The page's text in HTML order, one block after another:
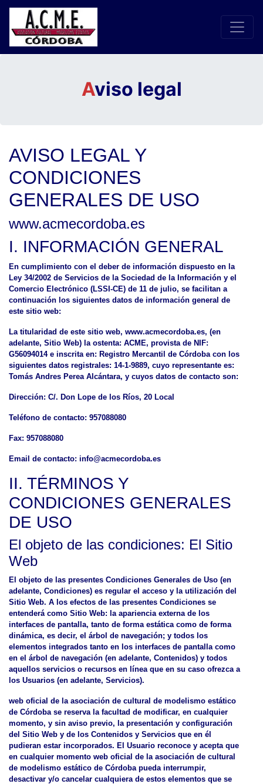
Aviso legal
AVISO LEGAL Y
CONDICIONES
GENERALES DE USO
www.acmecordoba.es
I. INFORMACIÓN GENERAL
En cumplimiento con el deber de información dispuesto en la
Ley 34/2002 de Servicios de la Sociedad de la Información y el
Comercio Electrónico (LSSI-CE) de 11 de julio, se facilitan a
continuación los siguientes datos de información general de
este sitio web:
La titularidad de este sitio web, www.acmecordoba.es, (en
adelante, Sitio Web) la ostenta: ACME, provista de NIF:
G56094014 e inscrita en: Registro Mercantil de Córdoba con los
siguientes datos registrales: 14-1-9889, cuyo representante es:
Tomás Andres Perea Alcántara, y cuyos datos de contacto son:
Dirección: C/. Don Lope de los Ríos, 20 Local
Teléfono de contacto: 957088080
Fax: 957088080
Email de contacto: info@acmecordoba.es
II. TÉRMINOS Y
CONDICIONES GENERALES
DE USO
El objeto de las condiciones: El Sitio
Web
El objeto de las presentes Condiciones Generales de Uso (en
adelante, Condiciones) es regular el acceso y la utilización del
Sitio Web. A los efectos de las presentes Condiciones se
entenderá como Sitio Web: la apariencia externa de los
interfaces de pantalla, tanto de forma estática como de forma
dinámica, es decir, el árbol de navegación; y todos los
elementos integrados tanto en los interfaces de pantalla como
en el árbol de navegación (en adelante, Contenidos) y todos
aquellos servicios o recursos en línea que en su caso ofrezca a
los Usuarios (en adelante, Servicios).
web oficial de la asociación de cultural de modelismo estático
de Córdoba se reserva la facultad de modificar, en cualquier
momento, y sin aviso previo, la presentación y configuración
del Sitio Web y de los Contenidos y Servicios que en él
pudieran estar incorporados. El Usuario reconoce y acepta que
en cualquier momento web oficial de la asociación de cultural
de modelismo estático de Córdoba pueda interrumpir,
desactivar y/o cancelar cualquiera de estos elementos que se